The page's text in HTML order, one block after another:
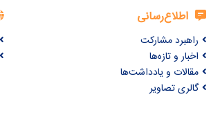
اطلاع‌رسانی
راهبرد مشارکت
اخبار و تازه‌ها
مقالات و یادداشت‌ها
گالری تصاویر